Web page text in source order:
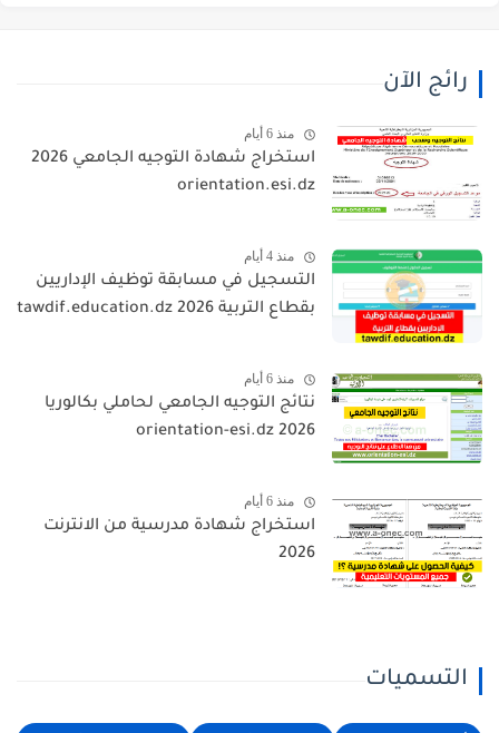
رائج الآن
منذ 6 أيام
استخراج شهادة التوجيه الجامعي 2026
orientation.esi.dz
منذ 4 أيام
التسجيل في مسابقة توظيف الإداريين
بقطاع التربية 2026 tawdif.education.dz
منذ 6 أيام
نتائج التوجيه الجامعي لحاملي بكالوريا
2026 orientation-esi.dz
منذ 6 أيام
استخراج شهادة مدرسية من الانترنت
2026
التسميات